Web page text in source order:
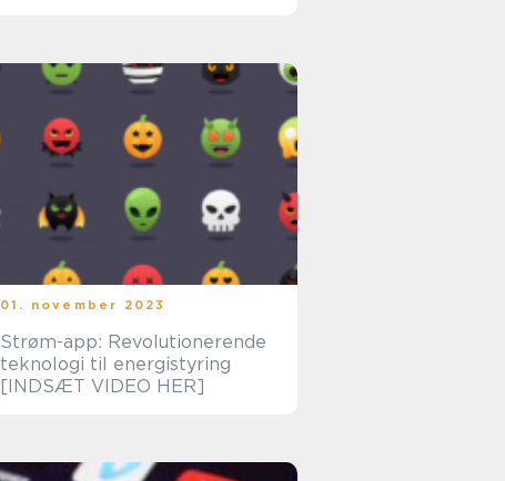
01. november 2023
Strøm-app: Revolutionerende
teknologi til energistyring
[INDSÆT VIDEO HER]